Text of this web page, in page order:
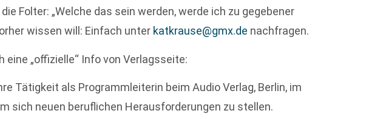
Folter: „Welche das sein werden, werde ich zu gegebener
wissen will: Einfach unter katkrause@gmx.de nachfragen.
eine „offizielle“ Info von Verlagsseite:
Tätigkeit als Programmleiterin beim Audio Verlag, Berlin, im
sich neuen beruflichen Herausforderungen zu stellen.